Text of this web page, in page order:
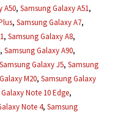
A50, Samsung Galaxy A51,
, Samsung Galaxy A7,
, Samsung Galaxy A8,
, Samsung Galaxy A90,
Samsung Galaxy J5, Samsung
M20, Samsung Galaxy
Note 10 Edge,
Note 4, Samsung